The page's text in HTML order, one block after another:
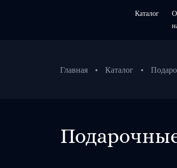
Каталог
О
Главная Каталог